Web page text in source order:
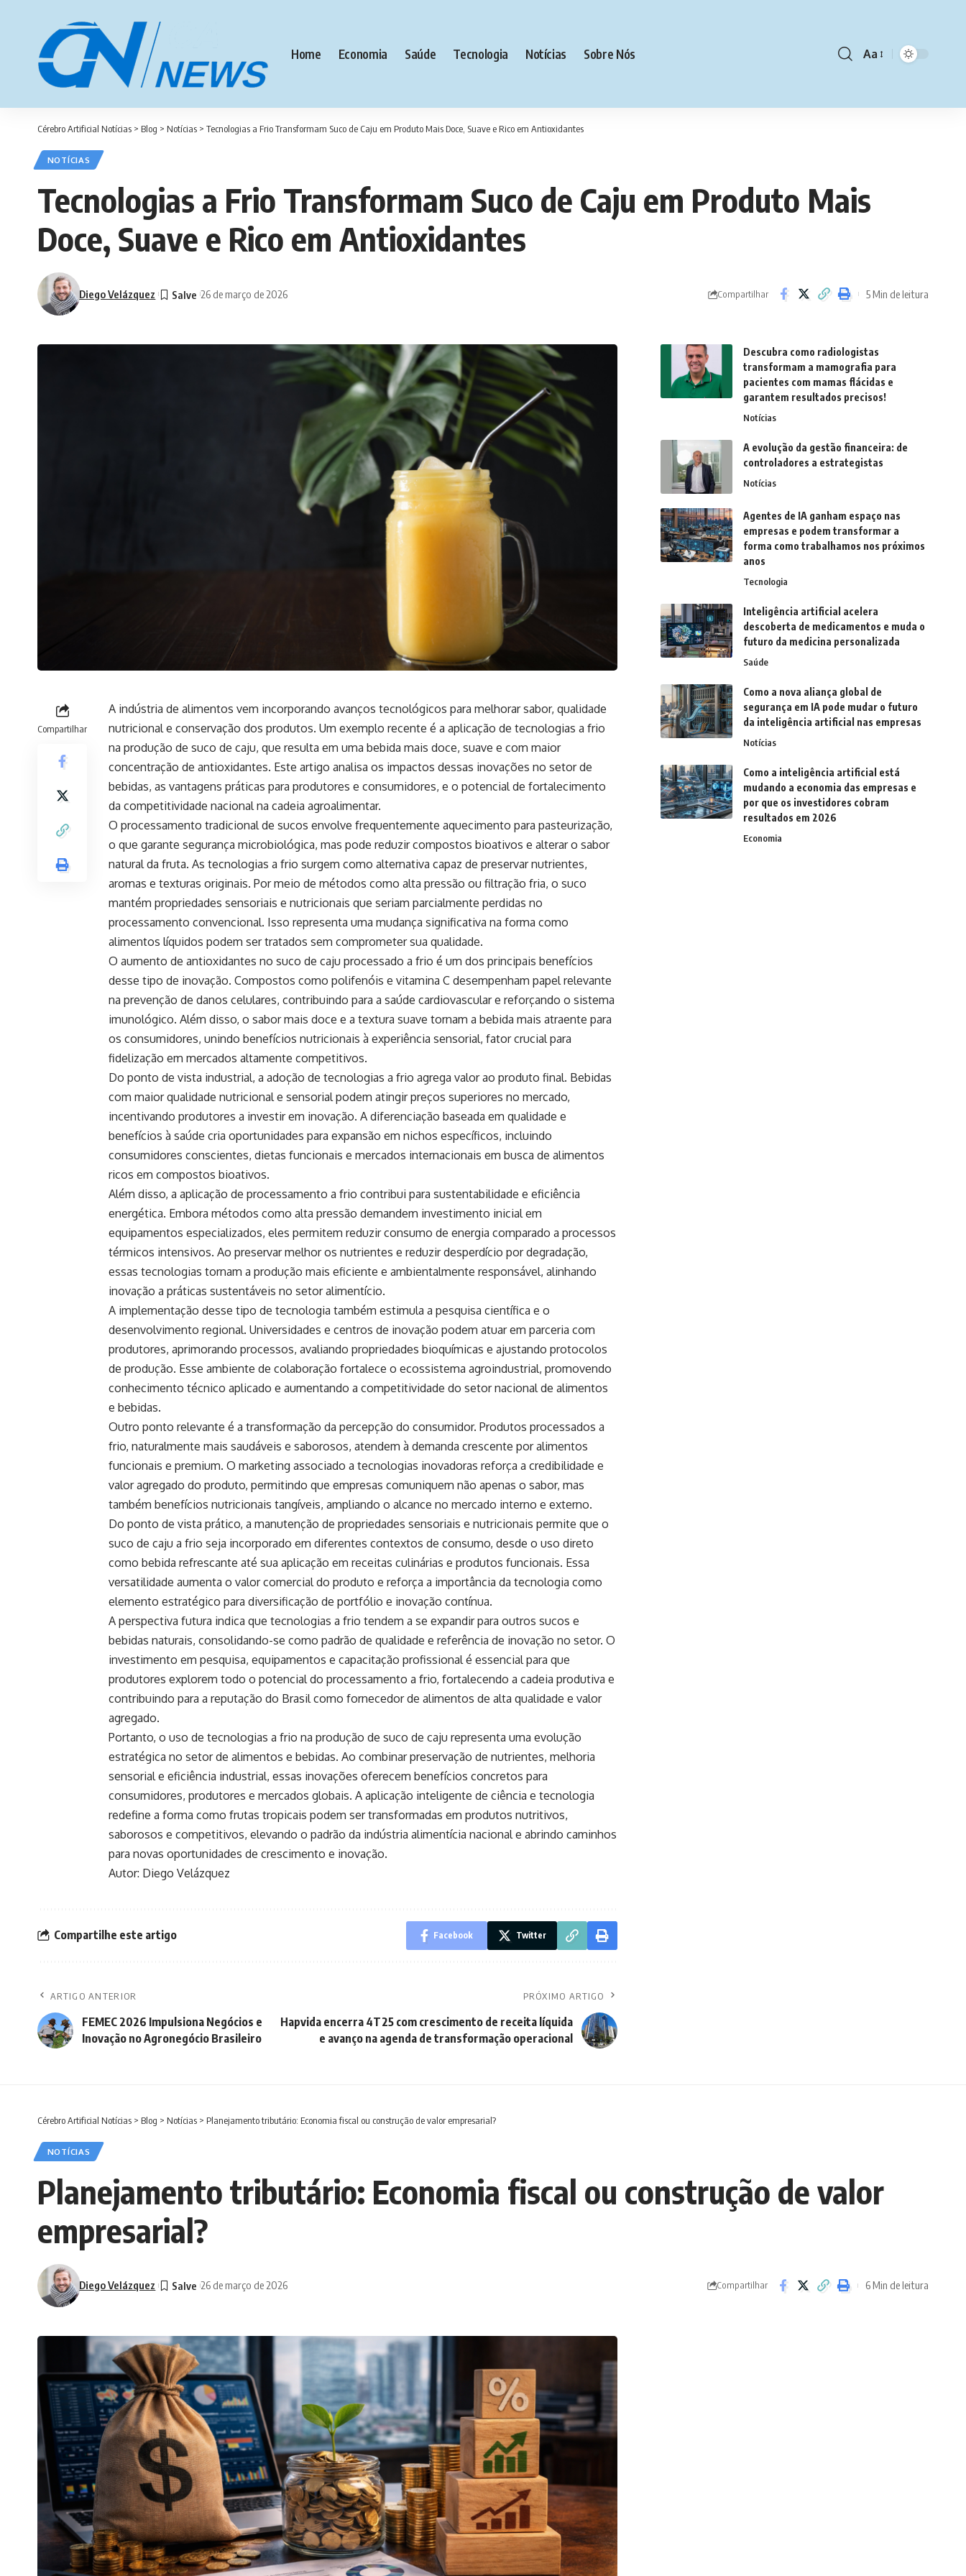
Home Economia Saúde Tecnologia Notícias Sobre Nós
Font
Aa
Cérebro Artificial Notícias > Blog > Notícias > Tecnologias a Frio Transformam Suco de Caju em Produto Mais Doce, Suave e Rico em Antioxidantes
NOTÍCIAS
Tecnologias a Frio Transformam Suco de Caju em Produto Mais
Doce, Suave e Rico em Antioxidantes
Diego Velázquez 26 de março de 2026 Compartilhar 5 Min de leitura
Compartilhar
A indústria de alimentos vem incorporando avanços tecnológicos para melhorar sabor, qualidade
nutricional e conservação dos produtos. Um exemplo recente é a aplicação de tecnologias a frio
na produção de suco de caju, que resulta em uma bebida mais doce, suave e com maior
concentração de antioxidantes. Este artigo analisa os impactos dessas inovações no setor de
bebidas, as vantagens práticas para produtores e consumidores, e o potencial de fortalecimento
da competitividade nacional na cadeia agroalimentar.
O processamento tradicional de sucos envolve frequentemente aquecimento para pasteurização,
o que garante segurança microbiológica, mas pode reduzir compostos bioativos e alterar o sabor
natural da fruta. As tecnologias a frio surgem como alternativa capaz de preservar nutrientes,
aromas e texturas originais. Por meio de métodos como alta pressão ou filtração fria, o suco
mantém propriedades sensoriais e nutricionais que seriam parcialmente perdidas no
processamento convencional. Isso representa uma mudança significativa na forma como
alimentos líquidos podem ser tratados sem comprometer sua qualidade.
O aumento de antioxidantes no suco de caju processado a frio é um dos principais benefícios
desse tipo de inovação. Compostos como polifenóis e vitamina C desempenham papel relevante
na prevenção de danos celulares, contribuindo para a saúde cardiovascular e reforçando o sistema
imunológico. Além disso, o sabor mais doce e a textura suave tornam a bebida mais atraente para
os consumidores, unindo benefícios nutricionais à experiência sensorial, fator crucial para
fidelização em mercados altamente competitivos.
Do ponto de vista industrial, a adoção de tecnologias a frio agrega valor ao produto final. Bebidas
com maior qualidade nutricional e sensorial podem atingir preços superiores no mercado,
incentivando produtores a investir em inovação. A diferenciação baseada em qualidade e
benefícios à saúde cria oportunidades para expansão em nichos específicos, incluindo
consumidores conscientes, dietas funcionais e mercados internacionais em busca de alimentos
ricos em compostos bioativos.
Além disso, a aplicação de processamento a frio contribui para sustentabilidade e eficiência
energética. Embora métodos como alta pressão demandem investimento inicial em
equipamentos especializados, eles permitem reduzir consumo de energia comparado a processos
térmicos intensivos. Ao preservar melhor os nutrientes e reduzir desperdício por degradação,
essas tecnologias tornam a produção mais eficiente e ambientalmente responsável, alinhando
inovação a práticas sustentáveis no setor alimentício.
A implementação desse tipo de tecnologia também estimula a pesquisa científica e o
desenvolvimento regional. Universidades e centros de inovação podem atuar em parceria com
produtores, aprimorando processos, avaliando propriedades bioquímicas e ajustando protocolos
de produção. Esse ambiente de colaboração fortalece o ecossistema agroindustrial, promovendo
conhecimento técnico aplicado e aumentando a competitividade do setor nacional de alimentos
e bebidas.
Outro ponto relevante é a transformação da percepção do consumidor. Produtos processados a
frio, naturalmente mais saudáveis e saborosos, atendem à demanda crescente por alimentos
funcionais e premium. O marketing associado a tecnologias inovadoras reforça a credibilidade e
valor agregado do produto, permitindo que empresas comuniquem não apenas o sabor, mas
também benefícios nutricionais tangíveis, ampliando o alcance no mercado interno e externo.
Do ponto de vista prático, a manutenção de propriedades sensoriais e nutricionais permite que o
suco de caju a frio seja incorporado em diferentes contextos de consumo, desde o uso direto
como bebida refrescante até sua aplicação em receitas culinárias e produtos funcionais. Essa
versatilidade aumenta o valor comercial do produto e reforça a importância da tecnologia como
elemento estratégico para diversificação de portfólio e inovação contínua.
A perspectiva futura indica que tecnologias a frio tendem a se expandir para outros sucos e
bebidas naturais, consolidando-se como padrão de qualidade e referência de inovação no setor. O
investimento em pesquisa, equipamentos e capacitação profissional é essencial para que
produtores explorem todo o potencial do processamento a frio, fortalecendo a cadeia produtiva e
contribuindo para a reputação do Brasil como fornecedor de alimentos de alta qualidade e valor
agregado.
Portanto, o uso de tecnologias a frio na produção de suco de caju representa uma evolução
estratégica no setor de alimentos e bebidas. Ao combinar preservação de nutrientes, melhoria
sensorial e eficiência industrial, essas inovações oferecem benefícios concretos para
consumidores, produtores e mercados globais. A aplicação inteligente de ciência e tecnologia
redefine a forma como frutas tropicais podem ser transformadas em produtos nutritivos,
saborosos e competitivos, elevando o padrão da indústria alimentícia nacional e abrindo caminhos
para novas oportunidades de crescimento e inovação.
Autor: Diego Velázquez
Compartilhe este artigo Facebook Twitter
ARTIGO ANTERIOR
FEMEC 2026 Impulsiona Negócios e
Inovação no Agronegócio Brasileiro
PRÓXIMO ARTIGO
Hapvida encerra 4T25 com crescimento de receita líquida
e avanço na agenda de transformação operacional
Descubra como radiologistas
transformam a mamografia para
pacientes com mamas flácidas e
garantem resultados precisos!
Notícias
A evolução da gestão financeira: de
controladores a estrategistas
Notícias
Agentes de IA ganham espaço nas
empresas e podem transformar a
forma como trabalhamos nos próximos
anos
Tecnologia
Inteligência artificial acelera
descoberta de medicamentos e muda o
futuro da medicina personalizada
Saúde
Como a nova aliança global de
segurança em IA pode mudar o futuro
da inteligência artificial nas empresas
Notícias
Como a inteligência artificial está
mudando a economia das empresas e
por que os investidores cobram
resultados em 2026
Economia
Cérebro Artificial Notícias > Blog > Notícias > Planejamento tributário: Economia fiscal ou construção de valor empresarial?
NOTÍCIAS
Planejamento tributário: Economia fiscal ou construção de valor
empresarial?
Diego Velázquez 26 de março de 2026 Compartilhar 6 Min de leitura